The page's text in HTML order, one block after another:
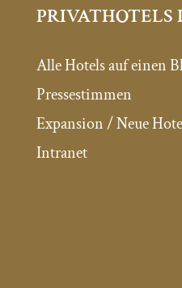
PRIVATHOTELS
Alle Hotels auf einen
Pressestimmen
Expansion / Neue
Intranet